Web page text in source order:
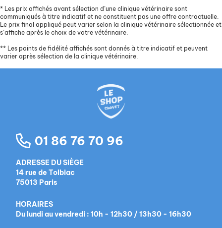
* Les prix affichés avant sélection d’une clinique vétérinaire sont
communiqués à titre indicatif et ne constituent pas une offre contractuelle.
Le prix final appliqué peut varier selon la clinique vétérinaire sélectionnée et
s’affiche après le choix de votre vétérinaire.
** Les points de fidélité affichés sont donnés à titre indicatif et peuvent
varier après sélection de la clinique vétérinaire.
01 86 76 70 96
ADRESSE DU SIÈGE
14 rue de Tolbiac
75013 Paris
HORAIRES
Du lundi au vendredi : 10h - 12h30 / 13h30 - 16h30